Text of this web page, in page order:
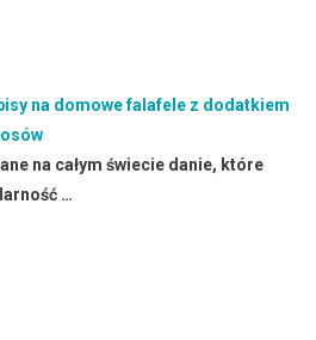
na domowe falafele z dodatkiem
na całym świecie danie, które
…